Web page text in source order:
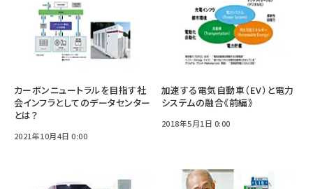
カーボンニュートラルを目指す社
会インフラとしてのデータセンター
とは？
2021年10月4日 0:00
加速する電気自動車（EV）と電力
システムの融合《前編》
2018年5月1日 0:00